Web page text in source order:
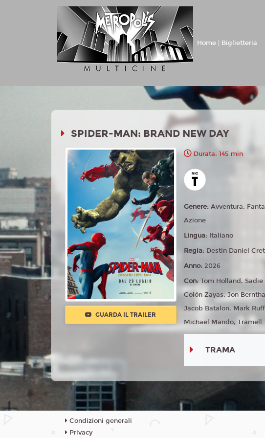
Home | Biglietteria
SPIDER-MAN: BRAND NEW DAY
GUARDA IL TRAILER
Durata: 145 min
Genere:Avventura,
Azione
Lingua: Italiano
Regia: Destin Daniel
Anno:2026
Con:Tom Holland, Sadie
Colón Zayas, Jon
Jacob Batalon, Mark
Michael Mando, Tramell
TRAMA
Condizioni generali
Privacy